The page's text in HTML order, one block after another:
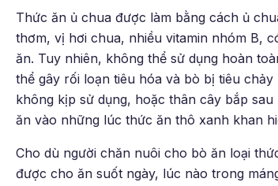
Thức ăn ủ chua được làm bằng cách ủ
thơm, vị hơi chua, nhiều vitamin nhóm B,
ăn. Tuy nhiên, không thể sử dụng hoàn
thể gây rối loạn tiêu hóa và bò bị tiêu
không kịp sử dụng, hoặc thân cây bắp
ăn vào những lúc thức ăn thô xanh khan
Cho dù người chăn nuôi cho bò ăn loại
được cho ăn suốt ngày, lúc nào trong